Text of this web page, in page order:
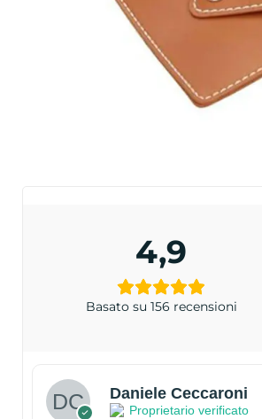
4,9
Basato su 156 recensioni
Daniele Ceccaroni
Proprietario verificato